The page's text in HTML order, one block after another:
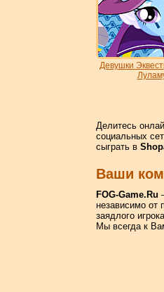
Девушки
Делитесь
социальных
сыграть в
Ваши
FOG-Game.Ru
независимо от
заядлого
Мы всегда к